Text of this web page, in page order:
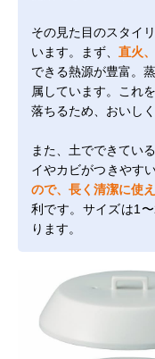
その見た目のスタイ
います。まず、 直火
できる熱源が豊富。
属しています。これ
落ちるため、おいし
また、土でできてい
イやカビがつきやす
ので、長く清潔に使え
利です。サイズは1
ります。